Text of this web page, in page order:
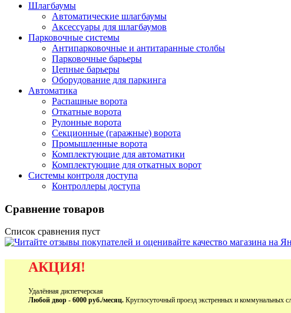
Шлагбаумы
Автоматические шлагбаумы
Аксессуары для шлагбаумов
Парковочные системы
Антипарковочные и антитаранные столбы
Парковочные барьеры
Цепные барьеры
Оборудование для паркинга
Автоматика
Распашные ворота
Откатные ворота
Рулонные ворота
Секционные (гаражные) ворота
Промышленные ворота
Комплектующие для автоматики
Комплектующие для откатных ворот
Системы контроля доступа
Контроллеры доступа
Сравнение товаров
Список сравнения пуст
АКЦИЯ!
Удалённая диспетчерская
Любой двор - 6000 руб./месяц. Круглосуточный проезд экстренных и коммунальных